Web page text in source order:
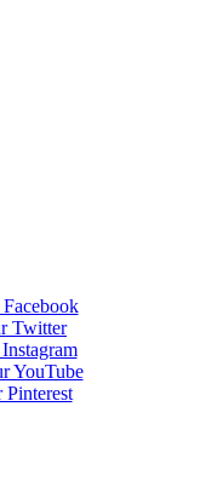
Twitter
YouTube
Pinterest